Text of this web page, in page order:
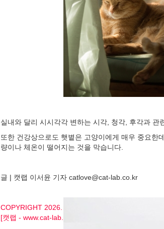
실내와 달리 시시각각 변하는 시각, 청각, 후각과
또한 건강상으로도 햇볕은 고양이에게 매우 중요
량이나 체온이 떨어지는 것을 막습니다.
글 | 캣랩 이서윤 기자 catlove@cat-lab.co.kr
COPYRIGHT 2026. cat lab ALL RIGHTS RESERVED
[캣랩 - www.cat-lab.co.kr 저작권법에 의거, 모든 콘